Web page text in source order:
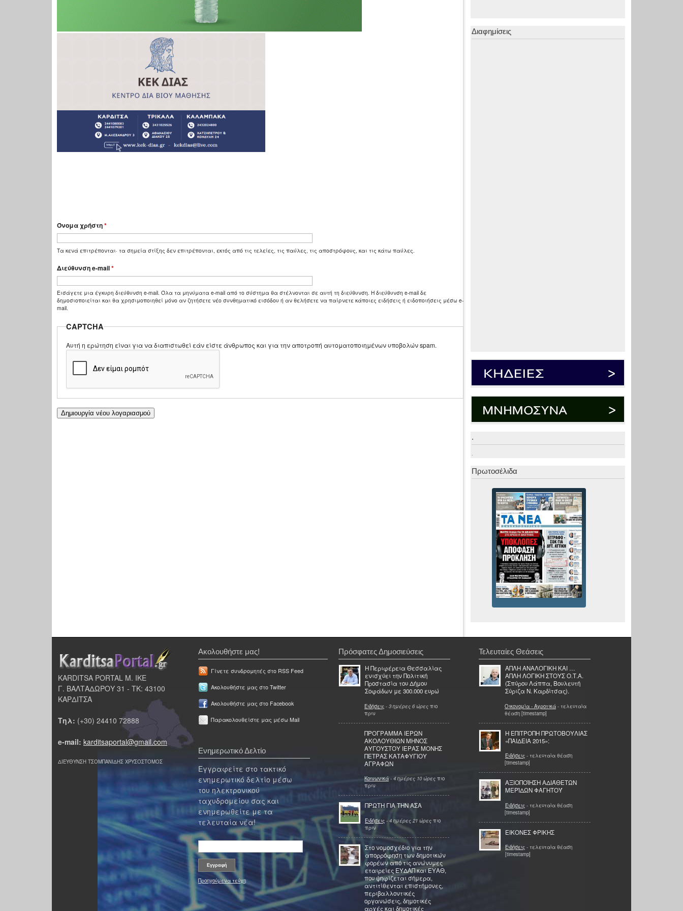
Όνομα χρήστη*
Τα κενά επιτρέπονται· τα σημεία στίξης δεν επιτρέπονται, εκτός από τις τελείες, τις παύλες, τις αποστρόφους, και τις κάτω παύλες.
Διεύθυνση e-mail*
Εισάγετε μια έγκυρη διεύθυνση e-mail. Όλα τα μηνύματα e-mail από το σύστημα θα στέλνονται σε αυτή τη διεύθυνση. Η διεύθυνση e-mail δε
δημοσιοποιείται και θα χρησιμοποιηθεί μόνο αν ζητήσετε νέο συνθηματικό εισόδου ή αν θελήσετε να παίρνετε κάποιες ειδήσεις ή ειδοποιήσεις μέσω e-
mail.
CAPTCHA
Αυτή η ερώτηση είναι για να διαπιστωθεί εάν είστε άνθρωπος και για την αποτροπή αυτοματοποιημένων υποβολών spam.
Διαφημίσεις
.
.
Πρωτοσέλιδα
KARDITSA PORTAL Μ. ΙΚΕ
Γ. ΒΑΛΤΑΔΩΡΟΥ 31 - ΤΚ: 43100
ΚΑΡΔΙΤΣΑ
Τηλ: (+30) 24410 72888
e-mail: karditsaportal@gmail.com
ΔΙΕΥΘΥΝΣΗ ΤΣΟΜΠΑΝΙΔΗΣ ΧΡΥΣΟΣΤΟΜΟΣ
Ακολουθήστε μας!
Γίνετε συνδρομητές στο RSS Feed
Ακολουθήστε μας στο Twitter
Ακολουθήστε μας στο Facebook
Παρακολουθείστε μας μέσω Mail
Ενημερωτικό Δελτίο
Εγγραφείτε στο τακτικό
ενημερωτικό δελτίο μέσω
του ηλεκτρονικού
ταχυδρομείου σας και
ενημερωθείτε με τα
τελευταία νέα!
Προηγούμενα τεύχη
Πρόσφατες Δημοσιεύσεις
Η Περιφέρεια Θεσσαλίας
ενισχύει την Πολιτική
Προστασία του Δήμου
Σοφάδων με 300.000 ευρώ
Ειδήσεις - 3 ημέρες 6 ώρες πιο
πριν
ΠΡΟΓΡΑΜΜΑ ΙΕΡΩΝ
ΑΚΟΛΟΥΘΙΩΝ ΜΗΝΟΣ
ΑΥΓΟΥΣΤΟΥ ΙΕΡΑΣ ΜΟΝΗΣ
ΠΕΤΡΑΣ ΚΑΤΑΦΥΓΙΟΥ
ΑΓΡΑΦΩΝ
Κοινωνικά - 4 ημέρες 10 ώρες πιο
πριν
ΠΡΩΤΗ ΓΙΑ ΤΗΝ ΑΣΑ
Ειδήσεις - 4 ημέρες 21 ώρες πιο
πριν
Στο νομοσχέδιο για την
απορρόφηση των δημοτικών
φορέων από τις ανώνυμες
εταιρείες ΕΥΔΑΠ και ΕΥΑΘ,
που ψηφίζεται σήμερα,
αντιτίθενται επιστήμονες,
περιβαλλοντικές
οργανώσεις, δημοτικές
αρχές και δημοτικές
Τελευταίες Θεάσεις
ΑΠΛΗ ΑΝΑΛΟΓΙΚΗ ΚΑΙ …
ΑΠΛΗ ΛΟΓΙΚΗ ΣΤΟΥΣ Ο.Τ.Α.
(Σπύρου Λάππα, Βουλευτή
Σύριζα Ν. Καρδίτσας).
Οικονομία - Αγροτικά - τελευταία
θέαση [timestamp]
Η ΕΠΙΤΡΟΠΗ ΠΡΩΤΟΒΟΥΛΙΑΣ
«ΠΑΙΔΕΙΑ 2015»:
Ειδήσεις - τελευταία θέαση
[timestamp]
ΑΞΙΟΠΟΊΗΣΗ ΑΔΙΆΘΕΤΩΝ
ΜΕΡΊΔΩΝ ΦΑΓΗΤΟΎ
Ειδήσεις - τελευταία θέαση
[timestamp]
EΙΚΟΝΕΣ ΦΡΙΚΗΣ
Ειδήσεις - τελευταία θέαση
[timestamp]